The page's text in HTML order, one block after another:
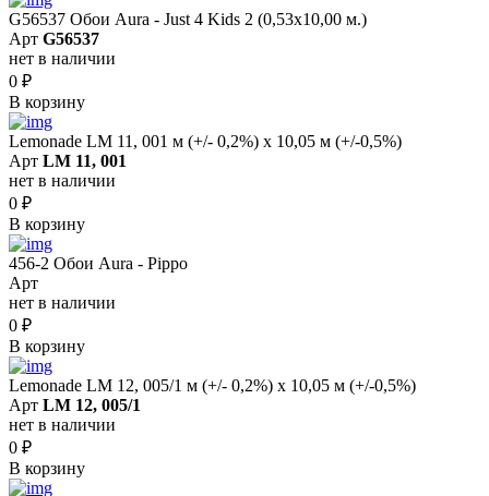
G56537 Обои Aura - Just 4 Kids 2 (0,53х10,00 м.)
Арт G56537
нет в наличии
0 ₽
В корзину
Lemonade LM 11, 001 м (+/- 0,2%) х 10,05 м (+/-0,5%)
Арт LM 11, 001
нет в наличии
0 ₽
В корзину
456-2 Обои Aura - Pippo
Арт
нет в наличии
0 ₽
В корзину
Lemonade LM 12, 005/1 м (+/- 0,2%) х 10,05 м (+/-0,5%)
Арт LM 12, 005/1
нет в наличии
0 ₽
В корзину